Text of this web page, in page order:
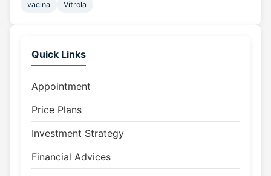
vacina
Vitrola
Quick Links
Appointment
Price Plans
Investment Strategy
Financial Advices